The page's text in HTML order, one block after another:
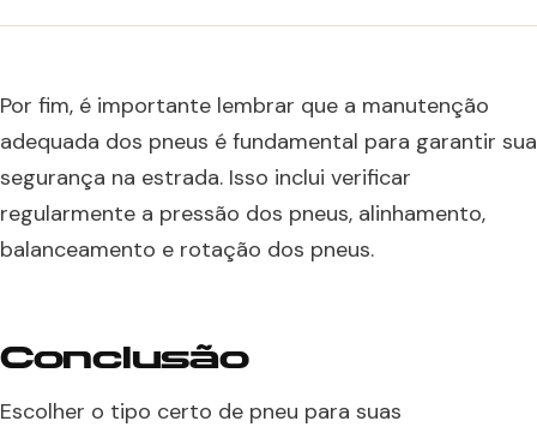
Por fim, é importante lembrar que a manutenção
adequada dos pneus é fundamental para garantir sua
segurança na estrada. Isso inclui verificar
regularmente a pressão dos pneus, alinhamento,
balanceamento e rotação dos pneus.
Conclusão
Escolher o tipo certo de pneu para suas